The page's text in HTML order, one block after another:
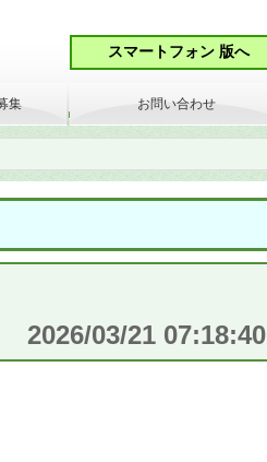
2026/03/21 07:18:40
集 お問い合わせ